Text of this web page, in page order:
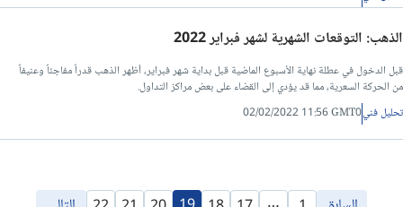
الذهب: التوقعات الشهرية لشهر فبراير 2022
قبل الدخول في عطلة نهاية الأسبوع الماضية قبل بداية شهر فبراير، أظهر الذهب قدراً مفاجئاً وعنيفاً
من الحركة السعرية، مما قد يؤدي إلى القضاء على بعض مراكز التداول.
تحليل فني02/02/2022 11:56 GMT0